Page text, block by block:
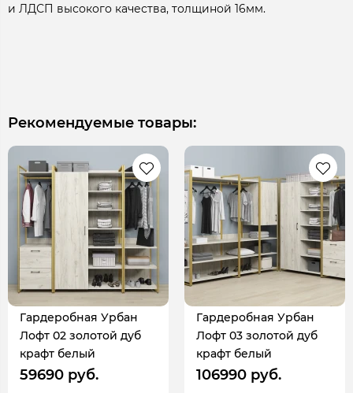
и ЛДСП высокого качества, толщиной 16мм.
Рекомендуемые товары:
Гардеробная Урбан
Лофт 02 золотой дуб
крафт белый
59690 руб.
Гардеробная Урбан
Лофт 03 золотой дуб
крафт белый
106990 руб.